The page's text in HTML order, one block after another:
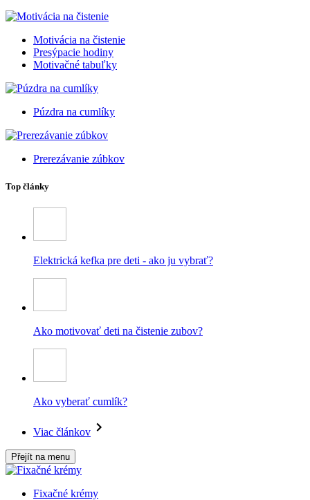
Motivácia na čistenie
Presýpacie hodiny
Motivačné tabuľky
Púzdra na cumlíky
Prerezávanie zúbkov
Top články
Elektrická kefka pre deti - ako ju vybrať?
Ako motivovať deti na čistenie zubov?
Ako vyberať cumlík?
Viac článkov
Přejít na menu
Fixačné krémy